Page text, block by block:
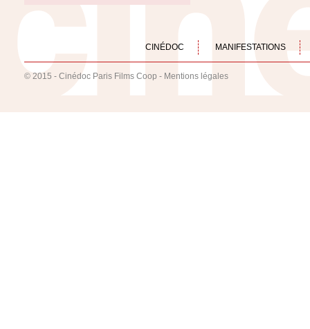
CINÉDOC MANIFESTATIONS
© 2015 - Cinédoc Paris Films Coop - Mentions légales